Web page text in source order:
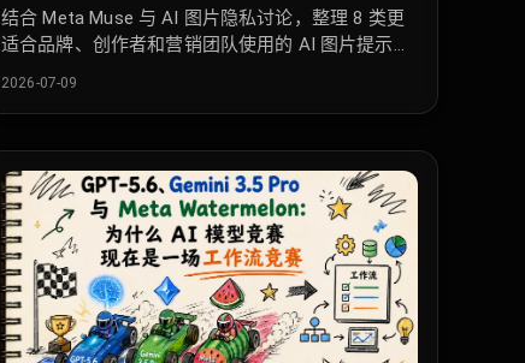
结合 Meta Muse 与 AI 图片隐私讨论，整理 8 类更
适合品牌、创作者和营销团队使用的 AI 图片提示
2026-07-09